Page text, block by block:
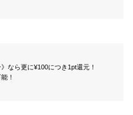
なら更に¥100につき1pt還元！
！